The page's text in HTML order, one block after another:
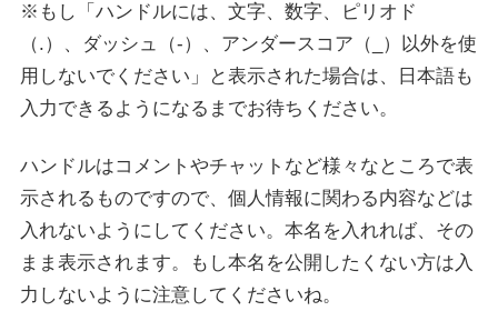
※もし「ハンドルには、文字、数字、ピリオド
（.）、ダッシュ（-）、アンダースコア（_）以外を使
用しないでください」と表示された場合は、日本語も
入力できるようになるまでお待ちください。
ハンドルはコメントやチャットなど様々なところで表
示されるものですので、個人情報に関わる内容などは
入れないようにしてください。本名を入れれば、その
まま表示されます。もし本名を公開したくない方は入
力しないように注意してくださいね。